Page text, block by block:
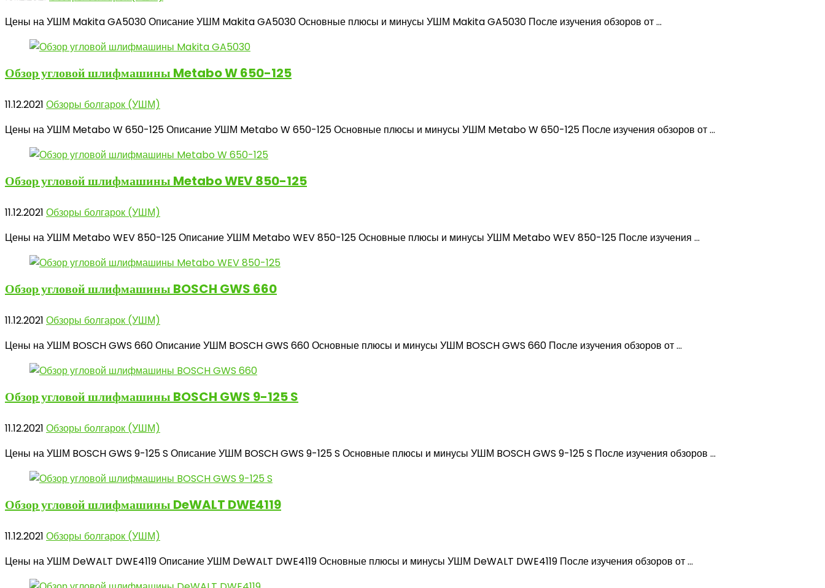
Цены на УШМ Makita GA5030 Описание УШМ Makita GA5030 Основные плюсы и минусы УШМ Makita GA5030 После изучения обзоров от ...
Обзор угловойшлифмашины Metabo W 650-125
11.12.2021 Обзоры болгарок (УШМ)
Цены на УШМ Metabo W 650-125 Описание УШМ Metabo W 650-125 Основные плюсы и минусы УШМ Metabo W 650-125 После изучения обзоров от ...
Обзор угловойшлифмашины Metabo WEV 850-125
11.12.2021 Обзоры болгарок (УШМ)
Цены на УШМ Metabo WEV 850-125 Описание УШМ Metabo WEV 850-125 Основные плюсы и минусы УШМ Metabo WEV 850-125 После изучения ...
Обзор угловойшлифмашины BOSCH GWS 660
11.12.2021 Обзоры болгарок (УШМ)
Цены на УШМ BOSCH GWS 660 Описание УШМ BOSCH GWS 660 Основные плюсы и минусы УШМ BOSCH GWS 660 После изучения обзоров от ...
Обзор угловойшлифмашины BOSCH GWS 9-125 S
11.12.2021 Обзоры болгарок (УШМ)
Цены на УШМ BOSCH GWS 9-125 S Описание УШМ BOSCH GWS 9-125 S Основные плюсы и минусы УШМ BOSCH GWS 9-125 S После изучения обзоров ...
Обзор угловойшлифмашины DeWALT DWE4119
11.12.2021 Обзоры болгарок (УШМ)
Цены на УШМ DeWALT DWE4119 Описание УШМ DeWALT DWE4119 Основные плюсы и минусы УШМ DeWALT DWE4119 После изучения обзоров от ...